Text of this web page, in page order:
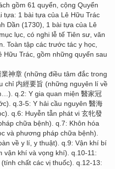
gồm 61 quyển, cộng Quyển
tựa: 1 bài tựa của Lê Hữu Trác
Dần (1730), 1 bài tựa của Lê
lục, có nghi lễ tế Tiên sư, văn
Toàn tập các trước tác y học,
Hữu Trác, gồm những quyển sau
神章 (những điều tâm đắc trong
chỉ 内經要旨 (những nguyên lí về
q.2: Y gia quan miện 醫家冠
q.3-5: Y hải cầu nguyên 醫海
q.6: Huyễn tẫn phát vi 玄牝發
chữa bệnh). q.7: Khôn hóa
và phương pháp chữa bệnh).
về y lí, y thuật). q.9: Vận khí bí
vận khí và vọng khí). q.10-11:
chất các vị thuốc). q.12-13: